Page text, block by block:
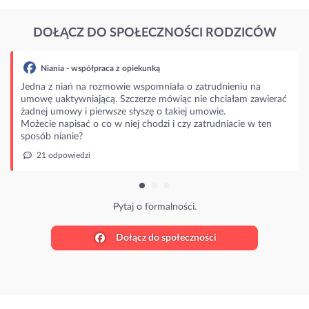
DOŁĄCZ DO SPOŁECZNOŚCI RODZICÓW
- współpraca z opiekunką
na rozmowie wspomniała o zatrudnieniu na
Szczerze mówiąc nie chciałam zawierać
i pierwsze słyszę o takiej umowie.
napisać o co w niej chodzi i czy zatrudniacie w ten
Pytaj o formalności.
Dołącz do społeczności